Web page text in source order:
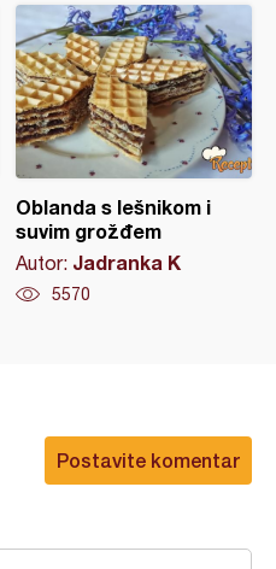
Oblanda s lešnikom i
suvim grožđem
Autor: Jadranka K
5570
Postavite komentar